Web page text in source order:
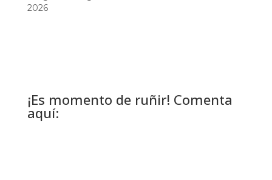
2026
¡Es momento de ruñir! Comenta
aquí: